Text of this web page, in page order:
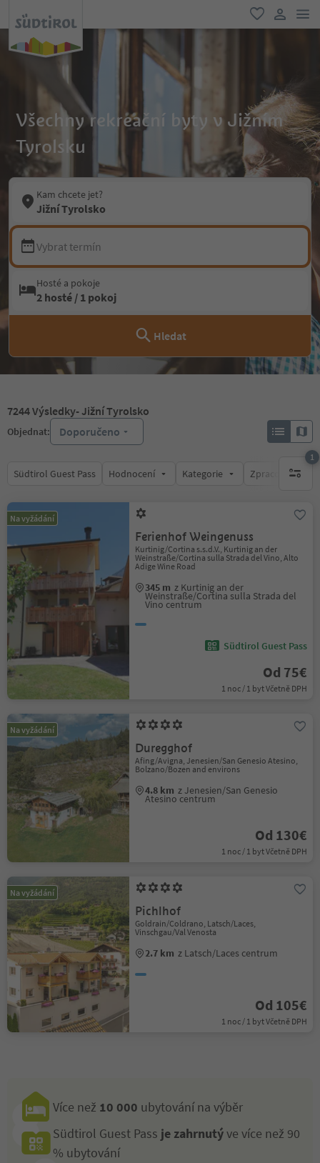
oblíbené
Všechny rekreační byty v Jižním
Tyrolsku
Kam chcete jet?
Jižní Tyrolsko
Vybrat termín
Hosté a pokoje
2 hosté / 1 pokoj
Hledat
7244Výsledky- Jižní Tyrolsko
Objednat: Doporučeno
Südtirol Guest Pass Hodnocení Kategorie Zpracovává
1
1
Na vyžádání
Ferienhof Weingenuss
Kurtinig/Cortina s.s.d.V., Kurtinig an der
Weinstraße/Cortina sulla Strada del Vino, Alto
Adige Wine Road
345 m z Kurtinig an der
Weinstraße/Cortina sulla Strada del
Vino centrum
Südtirol Guest Pass
Od 75€
1 noc / 1 byt Včetně DPH
Na vyžádání
Duregghof
Afing/Avigna, Jenesien/San Genesio Atesino,
Bolzano/Bozen and environs
4.8 km z Jenesien/San Genesio
Atesino centrum
Od 130€
1 noc / 1 byt Včetně DPH
Na vyžádání
Pichlhof
Goldrain/Coldrano, Latsch/Laces,
Vinschgau/Val Venosta
2.7 km z Latsch/Laces centrum
Od 105€
1 noc / 1 byt Včetně DPH
Více než 10 000 ubytování na výběr
Südtirol Guest Pass je zahrnutýve více než 90
% ubytování